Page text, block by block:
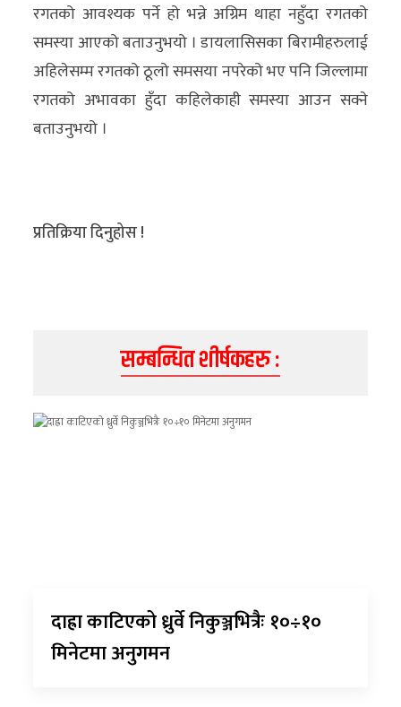
रगतको आवश्यक पर्ने हो भन्ने अग्रिम थाहा नहुँदा रगतको
समस्या आएको बताउनुभयो । डायलासिसका बिरामीहरुलाई
अहिलेसम्म रगतको ठूलो समसया नपरेको भए पनि जिल्लामा
रगतको अभावका हुँदा कहिलेकाही समस्या आउन सक्ने
बताउनुभयो ।
प्रतिक्रिया दिनुहोस !
सम्बन्धित शीर्षकहरु :
दाह्रा काटिएको ध्रुर्वे निकुञ्जभित्रैः १०÷१०
मिनेटमा अनुगमन